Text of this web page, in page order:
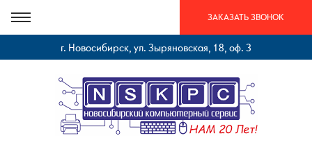
ЗАКАЗАТЬ ЗВОНОК
г. Новосибирск, ул. Зыряновская, 18, оф. 3